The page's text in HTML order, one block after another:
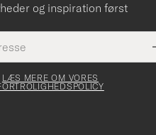
og inspiration først
LÆS MERE OM VORES